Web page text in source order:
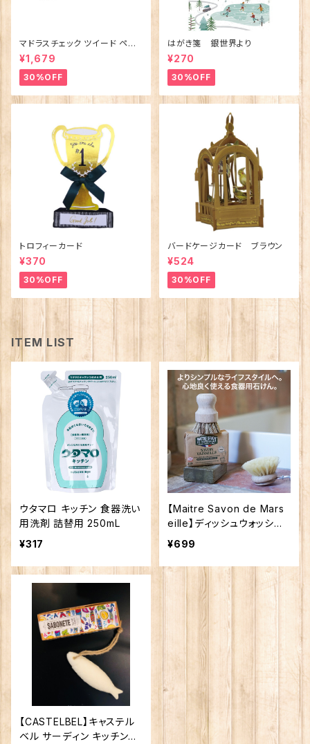
マドラスチェック ツイード ペット
ベッド（犬猫用）M
¥1,679
30%OFF
はがき箋 銀世界より
¥270
30%OFF
トロフィーカード
¥370
30%OFF
バードケージカード ブラウン
¥524
30%OFF
ITEM LIST
ウタマロ キッチン 食器洗い
用洗剤 詰替用 250mL
¥317
【Maitre Savon de Mars
eille】ディッシュウォッシン
グソープ 200g
¥699
【CASTELBEL】キャステル
ベル サーディン キッチンソ